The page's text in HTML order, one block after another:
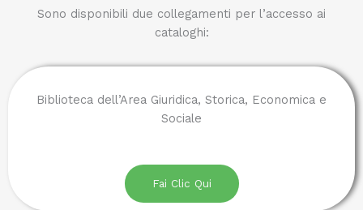
Sono disponibili due collegamenti per l’accesso ai
cataloghi:
Biblioteca dell’Area Giuridica, Storica, Economica e
Sociale
Fai Clic Qui